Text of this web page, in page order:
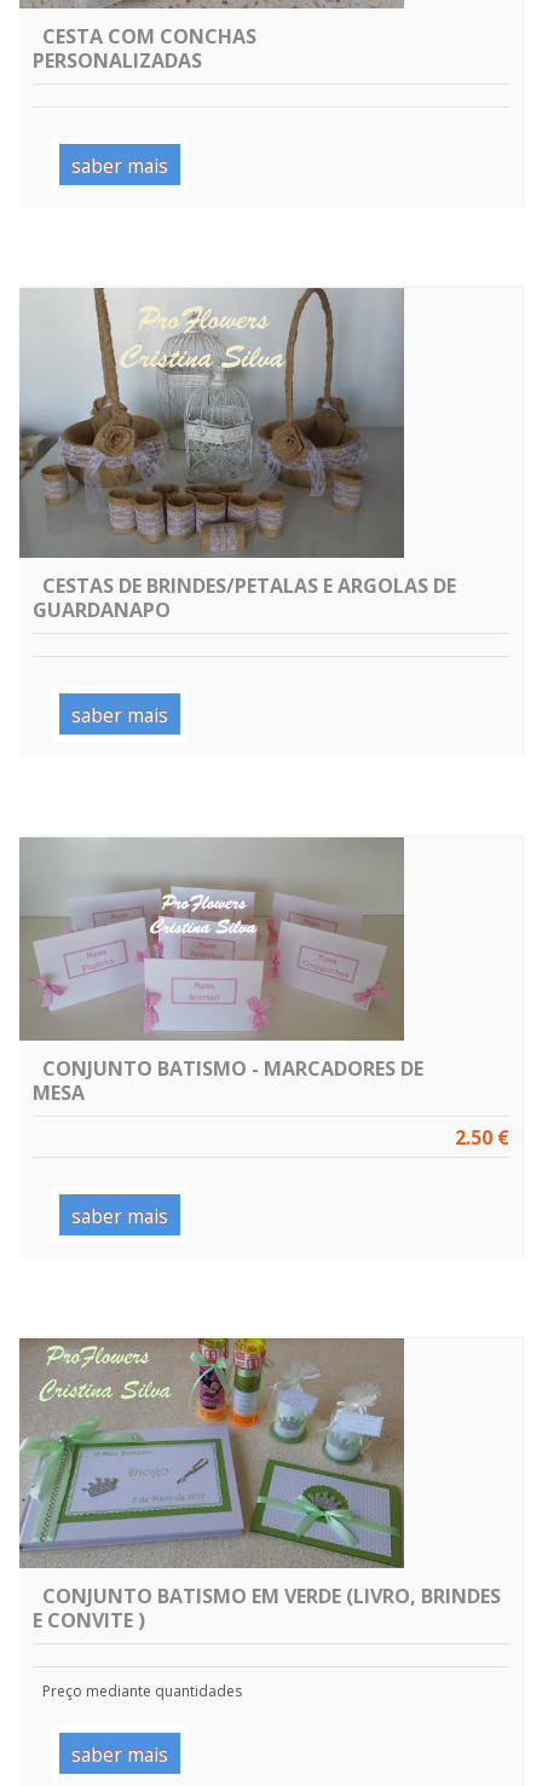
CESTA COM CONCHAS
PERSONALIZADAS
saber mais
CESTAS DE BRINDES/PETALAS E ARGOLAS DE
GUARDANAPO
saber mais
CONJUNTO BATISMO - MARCADORES DE
MESA
2.50 €
saber mais
CONJUNTO BATISMO EM VERDE (LIVRO, BRINDES
E CONVITE )
Preço mediante quantidades
saber mais